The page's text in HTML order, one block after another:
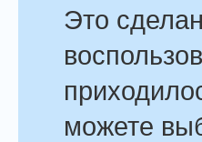
Это
можете